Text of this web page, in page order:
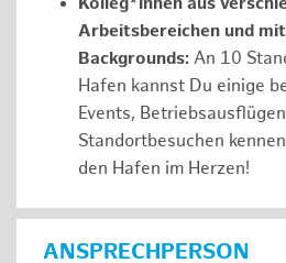
Arbeitsbereichen und
Backgrounds: An 10
Hafen kannst Du einige
Events,
Standortbesuchen
den Hafen im Herzen!
ANSPRECHPERSON